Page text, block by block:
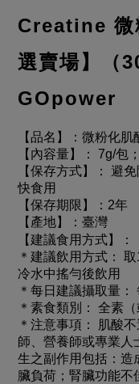
Creatine 微
選賣場】
（
GOpower
【品名】：微粉化
【內容量】： 7g/包
【保存方式】： 避
快食用
【保存期限】：2年
【產地】：臺灣
【建議食用方式】：
＊建議飲用方式：
冷水中搖勻後飲用
＊每日建議攝取量：
＊素食類別： 全素（
＊注意事項： 肌酸
師、營養師或專業人
生之副作用包括：造
臟負荷；腎臟功能不